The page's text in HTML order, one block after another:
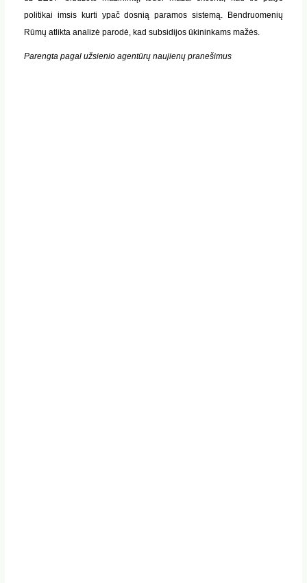
politikai imsis kurti ypač dosnią paramos sistemą. Bendruomenių
Rūmų atlikta analizė parodė, kad subsidijos ūkininkams mažės.
Parengta pagal užsienio agentūrų naujienų pranešimus